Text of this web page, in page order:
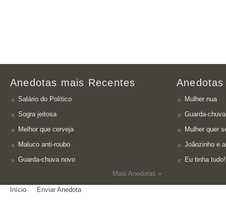
Anedotas mais Recentes
Salário do Político
Sogra jeitosa
Melhor que cerveja
Maluco anti-roubo
Guarda-chuva novo
Mais Anedotas »
Mulher nua
Guarda-
Mulher quer
Joãozinho e
Eu tinha tudo!
Início Enviar Anedota